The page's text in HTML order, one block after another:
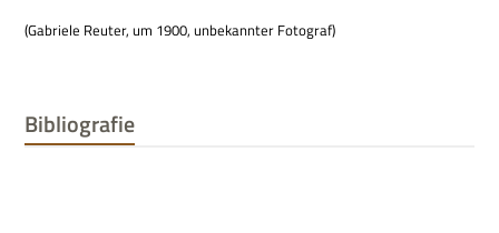
(Gabriele Reu­ter, um 1900, unbe­kann­ter Fotograf)
Bibliografie